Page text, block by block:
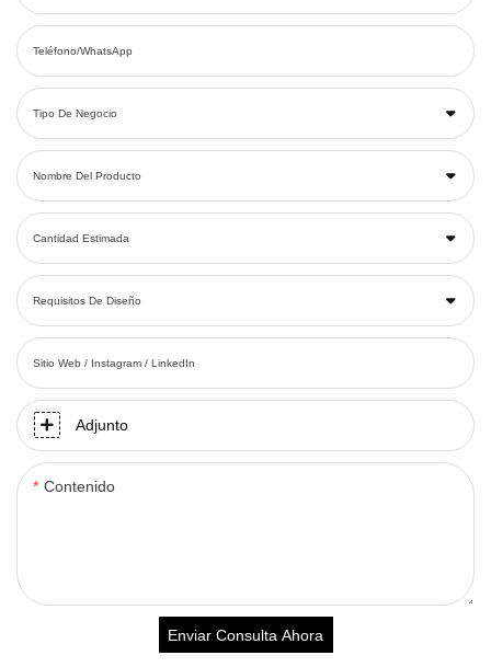
Teléfono/WhatsApp
Tipo De Negocio
Nombre Del Producto
Cantidad Estimada
Requisitos De Diseño
Sitio Web / Instagram / LinkedIn
Adjunto
Contenido
Enviar Consulta Ahora